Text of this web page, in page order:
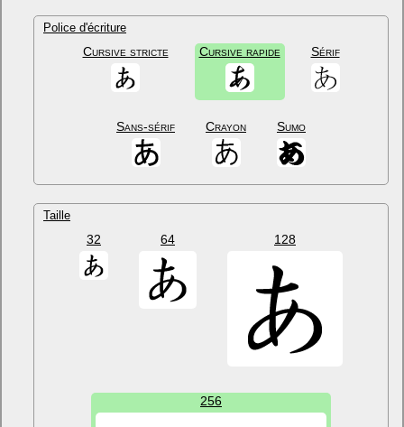
Police d'écriture
Cursive stricte Cursive rapide Sérif
Sans-sérif Crayon Sumo
Taille
32 64 128
256